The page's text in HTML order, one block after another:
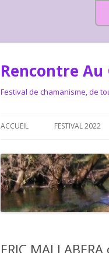
Rencontre Au
Festival de chamanisme, de
ACCUEIL
LA CHARTE DU FESTIVAL
LE FESTIVAL DEPUIS 2015 – QUI
SOMMES-NOUS ?
FESTIVAL 2022
ERIC